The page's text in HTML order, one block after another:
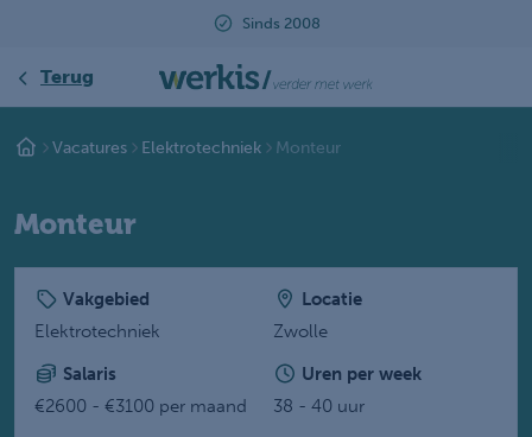
Terug
Vacatures Elektrotechniek Monteur
Monteur
Vakgebied
Elektrotechniek
Locatie
Zwolle
Salaris
€2600 - €3100 per maand
Uren per week
38 - 40 uur